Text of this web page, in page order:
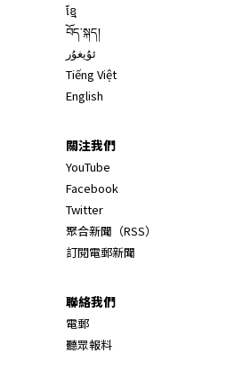
ខ្មែ
བོད་སྐད།
ئۇيغۇر
Tiếng Việt
English
關注我們
YouTube
Facebook
Twitter
聚合新聞（RSS）
訂閱電郵新聞
聯絡我們
電郵
聽眾報料